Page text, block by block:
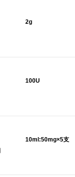
2g
100U
10ml:50mg×5支